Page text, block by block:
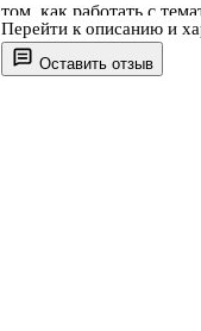
Оставить отзыв
том, как работать с
записке. В конце
соответствии с
Перейти к описанию и